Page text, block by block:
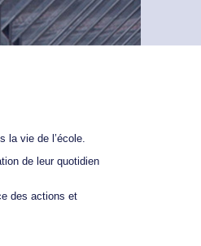
la vie de l’école.
de leur quotidien
des actions et